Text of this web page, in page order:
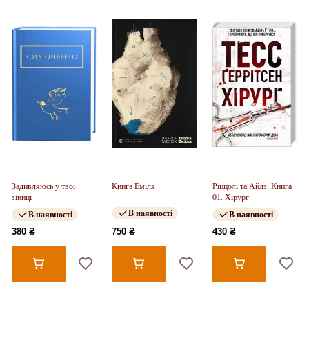
Задивляюсь у твої
зіниці
В наявності
380 ₴
Книга Еміля
В наявності
750 ₴
Ріццолі та Айлз. Книга
01. Хірург
В наявності
430 ₴